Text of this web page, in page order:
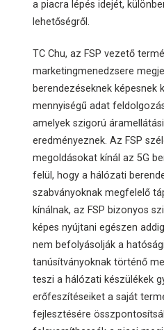
a piacra lépés idejét,
lehetőségről.
TC Chu, az FSP vezető
marketingmenedzsere
berendezéseknek képesnek
mennyiségű adat
amelyek szigorú
eredményeznek. Az FSP
megoldásokat kínál az 5G
felül, hogy a hálózati
szabványoknak megfelelő
kínálnak, az FSP bizonyos
képes nyújtani egészen
nem befolyásolják a
tanúsítványoknak történő
teszi a hálózati készülékek
erőfeszítéseiket a saját
fejlesztésére